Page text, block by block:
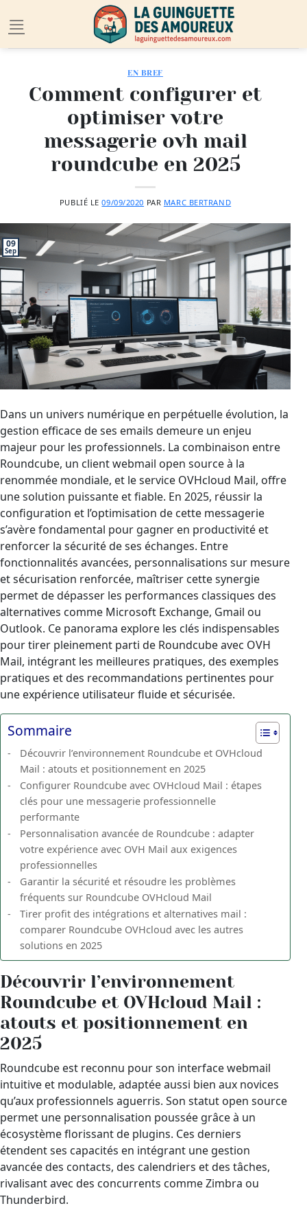
au
EN BREF
Comment configurer et
optimiser votre
messagerie ovh mail
roundcube en 2025
PUBLIÉ LE09/09/2020 PAR MARC BERTRAND
09
Sep
Dans un univers numérique en perpétuelle évolution, la
gestion efficace de ses emails demeure un enjeu
majeur pour les professionnels. La combinaison entre
Roundcube, un client webmail open source à la
renommée mondiale, et le service OVHcloud Mail, offre
une solution puissante et fiable. En 2025, réussir la
configuration et l’optimisation de cette messagerie
s’avère fondamental pour gagner en productivité et
renforcer la sécurité de ses échanges. Entre
fonctionnalités avancées, personnalisations sur mesure
et sécurisation renforcée, maîtriser cette synergie
permet de dépasser les performances classiques des
alternatives comme Microsoft Exchange, Gmail ou
Outlook. Ce panorama explore les clés indispensables
pour tirer pleinement parti de Roundcube avec OVH
Mail, intégrant les meilleures pratiques, des exemples
pratiques et des recommandations pertinentes pour
une expérience utilisateur fluide et sécurisée.
Sommaire
Découvrir l’environnement Roundcube et OVHcloud
Mail : atouts et positionnement en 2025
Configurer Roundcube avec OVHcloud Mail : étapes
clés pour une messagerie professionnelle
performante
Personnalisation avancée de Roundcube : adapter
votre expérience avec OVH Mail aux exigences
professionnelles
Garantir la sécurité et résoudre les problèmes
fréquents sur Roundcube OVHcloud Mail
Tirer profit des intégrations et alternatives mail :
comparer Roundcube OVHcloud avec les autres
solutions en 2025
Découvrir l’environnement
Roundcube et OVHcloud Mail :
atouts et positionnement en
2025
Roundcube est reconnu pour son interface webmail
intuitive et modulable, adaptée aussi bien aux novices
qu’aux professionnels aguerris. Son statut open source
permet une personnalisation poussée grâce à un
écosystème florissant de plugins. Ces derniers
étendent ses capacités en intégrant une gestion
avancée des contacts, des calendriers et des tâches,
rivalisant avec des concurrents comme Zimbra ou
Thunderbird.